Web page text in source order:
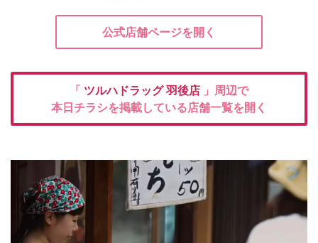
公式店舗ページを開く
「 ツルハドラッグ羽後店 」周辺で
本日チラシを掲載している店舗一覧を開く